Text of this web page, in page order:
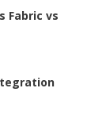
Fabric vs